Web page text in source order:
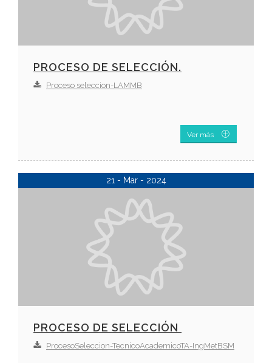
PROCESO DE SELECCIÓN.
Proceso seleccion-LAMMB
Ver más
21 - Mar - 2024
PROCESO DE SELECCIÓN
ProcesoSeleccion-TecnicoAcademicoTA-IngMetBSM